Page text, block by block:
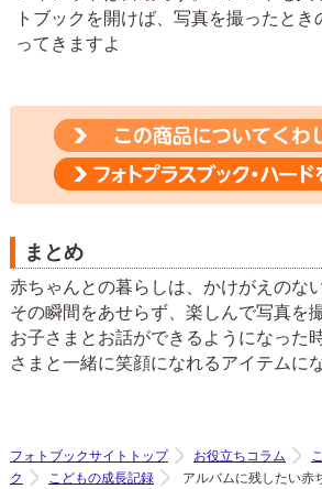
トブックを開けば、写真を撮ったとき
ってきますよ
まとめ
赤ちゃんとの暮らしは、かけがえのな
その瞬間をあせらず、楽しんで写真を
お子さまとお話ができるようになった
さまと一緒に笑顔になれるアイテムに
フォトブックサイトトップ お役立ちコラム
ク
こどもの成長記録
アルバムに残したい赤